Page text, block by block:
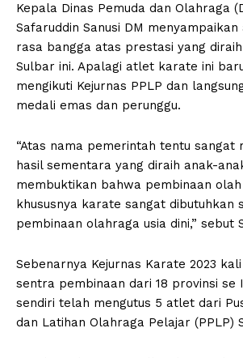
Kepala Dinas Pemuda dan Olahraga
Safaruddin Sanusi DM
rasa bangga atas prestasi yang
Sulbar ini. Apalagi atlet karate ini
mengikuti Kejurnas PPLP dan
medali emas dan perunggu.
“Atas nama pemerintah tentu sangat
hasil sementara yang diraih anak-
membuktikan bahwa pembinaan olah
khususnya karate sangat dibutuhkan
pembinaan olahraga usia dini,” sebut
Sebenarnya Kejurnas Karate 2023
sentra pembinaan dari 18 provinsi se
sendiri telah mengutus 5 atlet dari
dan Latihan Olahraga Pelajar (PPLP)